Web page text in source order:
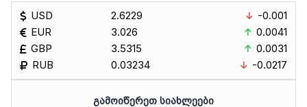
USD
EUR
GBP
RUB
2.6229
3.026
3.5315
0.03234
-0.001
0.0041
0.0031
-0.0217
ᲒᲐᲛᲝᲘᲬᲔᲠᲔᲗ ᲡᲘᲐᲮᲚᲔᲔᲑᲘ